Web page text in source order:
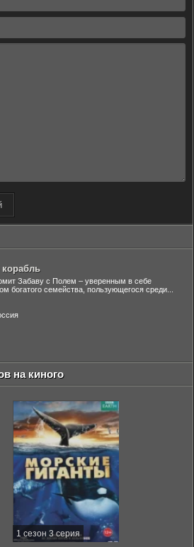
корабль
Забаву с Полем – уверенным в себе
богатого семейства, пользующегося среди...
на киного
1 сезон 3 серия